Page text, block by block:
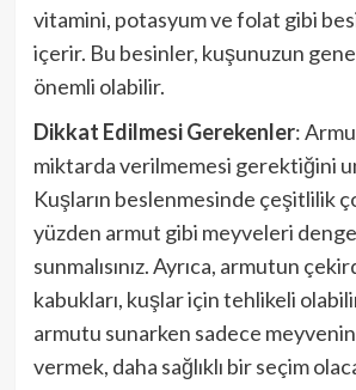
vitamini, potasyum ve folat gibi
içerir. Bu besinler, kuşunuzun genel
önemli olabilir.
Dikkat Edilmesi Gerekenler:
miktarda verilmemesi gerektiğini
Kuşların beslenmesinde çeşitlilik
yüzden armut gibi meyveleri
sunmalısınız. Ayrıca, armutun
kabukları, kuşlar için tehlikeli
armutu sunarken sadece meyvenin
vermek, daha sağlıklı bir seçim